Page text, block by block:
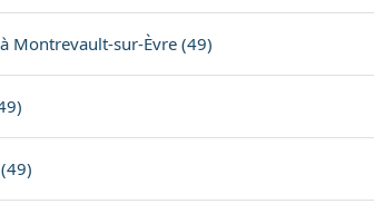
Montrevault-sur-Èvre (49)